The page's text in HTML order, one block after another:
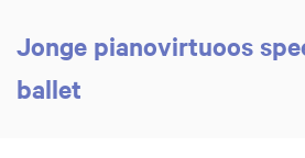
Jonge pianovirtuoos
ballet